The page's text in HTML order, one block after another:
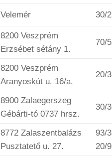
Velemér 30/
8200 Veszprém
Erzsébet sétány 1.
70/
8200 Veszprém
Aranyoskút u. 16/a.
20/
8900 Zalaegerszeg
Gébárti-tó 0737 hrsz.
30/
8772 Zalaszentbalázs
Pusztatető u. 27.
93/
20/